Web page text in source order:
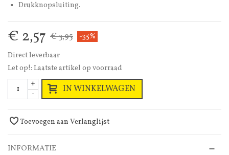
Drukknopsluiting.
€ 2,57 € 3,95
-35%
Direct leverbaar
Let op!: Laatste artikel op voorraad
-
+ IN WINKELWAGEN
Toevoegen aan Verlanglijst
INFORMATIE